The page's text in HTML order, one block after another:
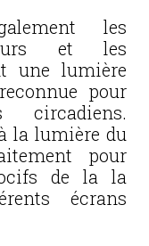
les
et les
une lumière
pour
circadiens.
la lumière du
pour
de la la
écrans